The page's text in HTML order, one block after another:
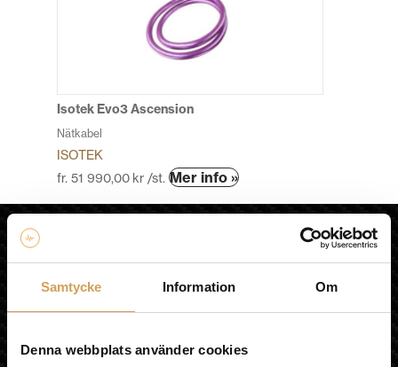
Samtycke Information Om
Denna webbplats använder cookies
Isotek Evo3 Ascension
Nätkabel
ISOTEK
fr. 51 990,00 kr /st. Mer info »Den
produkten
olika
kan
HiFi Experience AB
HEM
KÖPVILLKOR
MULTIROOM